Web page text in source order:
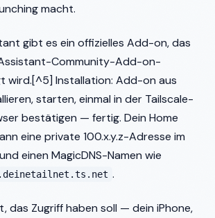
macht.
gibt es ein offizielles Add-on, das
Community-Add-on-
wird.[^5] Installation: Add-on aus
starten, einmal in der Tailscale-
bestätigen — fertig. Dein Home
eine private 100.x.y.z-Adresse im
einen MagicDNS-Namen wie
.
das Zugriff haben soll — dein iPhone,